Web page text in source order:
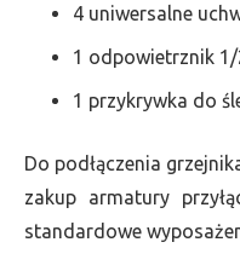
4 uniwersalne
1 odpowietrznik 1/
1 przykrywka do
Do podłączenia
zakup armatury
standardowe